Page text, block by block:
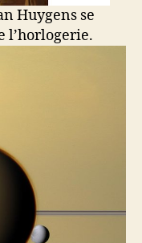
Huygens se
l’horlogerie.